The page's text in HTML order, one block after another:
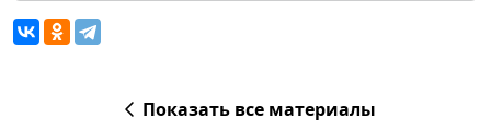
Показать все материалы